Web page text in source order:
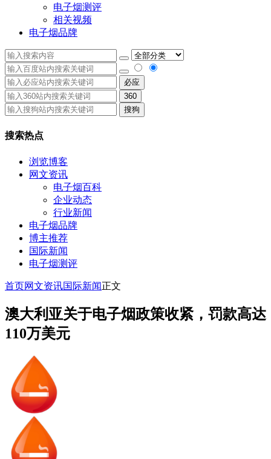
电子烟测评
相关视频
电子烟品牌
必应
360
搜狗
搜索热点
浏览博客
网文资讯
电子烟百科
企业动态
行业新闻
电子烟品牌
博主推荐
国际新闻
电子烟测评
首页网文资讯国际新闻正文
澳大利亚关于电子烟政策收紧，罚款高达
110万美元